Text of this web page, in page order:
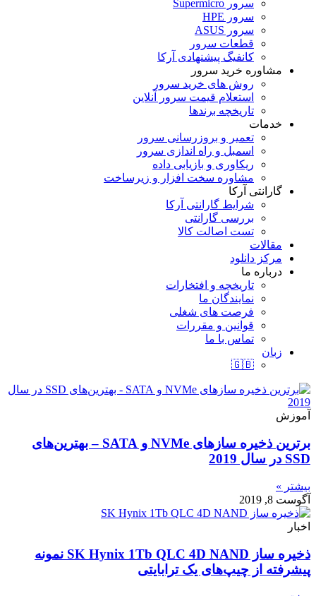
سرور Supermicro
سرور HPE
سرور ASUS
قطعات سرور
کانفیگ پیشنهادی آرکا
مشاوره خرید سرور
روش های خرید سرور
استعلام قیمت سرور آنلاین
تاریخچه برندها
خدمات
تعمیر و بروزرسانی سرور
اسمبل و راه اندازی سرور
ریکاوری و بازیابی داده
مشاوره سخت افزار و زیرساخت
گارانتی آرکا
شرایط گارانتی آرکا
بررسی گارانتی
تست اصالت کالا
مقالات
مرکز دانلود
درباره ما
تاریخچه و افتخارات
نمایندگان ما
فرصت های شغلی
قوانین و مقررات
تماس با ما
زبان
🇬🇧
آموزش
برترین ذخیره سازهای NVMe و SATA – بهترین‌های
SSD در سال 2019
بیشتر »
آگوست 8, 2019
اخبار
ذخیره ساز SK Hynix 1Tb QLC 4D NAND نمونه
پیشرفته از چیپ‌های یک ترابایتی